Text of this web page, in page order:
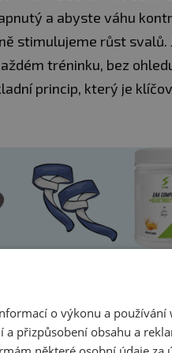
a abyste váhu
stimulujeme růst svalů.
tréninku, bez
princip, který je
způsobem můžete
o výkonu a používání
přizpůsobení obsahu a